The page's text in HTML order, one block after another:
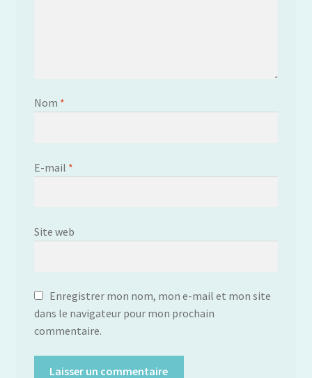
Nom *
E-mail *
Site web
Enregistrer mon nom, mon e-mail et mon site
dans le navigateur pour mon prochain
commentaire.